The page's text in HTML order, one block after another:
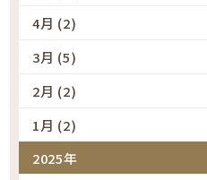
4月 (2)
3月 (5)
2月 (2)
1月 (2)
2025年